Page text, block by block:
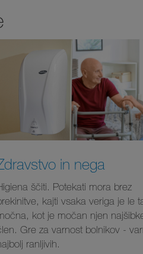
in nega
ščiti. Potekati mora brez
kajti vsaka veriga je le
kot je močan njen
Gre za varnost bolnikov -
ranljivih.